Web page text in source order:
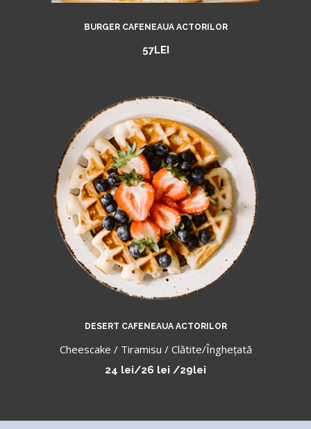
BURGER CAFENEAUA ACTORILOR
57LEI
DESERT CAFENEAUA ACTORILOR
Cheescake / Tiramisu / Clătite/Îngheţată
24 lei/26 lei /29lei